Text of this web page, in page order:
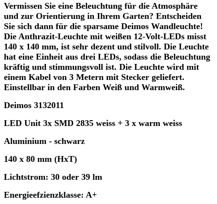
Vermissen Sie eine Beleuchtung für die Atmosphäre
und zur Orientierung in Ihrem Garten? Entscheiden
Sie sich dann für die sparsame Deimos Wandleuchte!
Die Anthrazit-Leuchte mit weißen 12-Volt-LEDs misst
140 x 140 mm, ist sehr dezent und stilvoll. Die Leuchte
hat eine Einheit aus drei LEDs, sodass die Beleuchtung
kräftig und stimmungsvoll ist. Die Leuchte wird mit
einem Kabel von 3 Metern mit Stecker geliefert.
Einstellbar in den Farben Weiß und Warmweiß.
Deimos 3132011
LED Unit 3x SMD 2835 weiss + 3 x warm weiss
Aluminium - schwarz
140 x 80 mm (HxT)
Lichtstrom: 30 oder 39 lm
Energieefzienzklasse: A+